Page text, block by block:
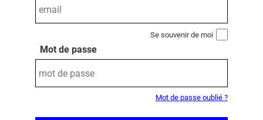
Se souvenir de moi
Mot de passe
Mot de passe oublié ?